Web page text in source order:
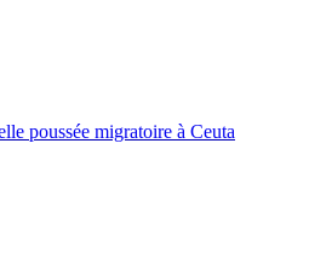
poussée migratoire à Ceuta